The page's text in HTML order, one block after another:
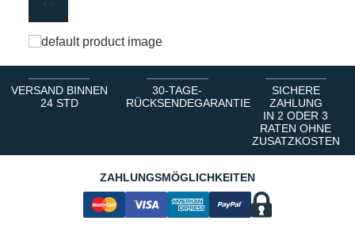
VERSAND BINNEN
24 STD
30-TAGE-
RÜCKSENDEGARANTIE
SICHERE
ZAHLUNG
IN 2 ODER 3
RATEN OHNE
ZUSATZKOSTEN
ZAHLUNGSMÖGLICHKEITEN